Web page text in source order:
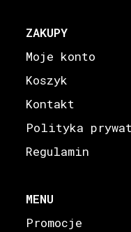
ZAKUPY
Moje konto
Koszyk
Kontakt
Polityka
Regulamin
MENU
Promocje